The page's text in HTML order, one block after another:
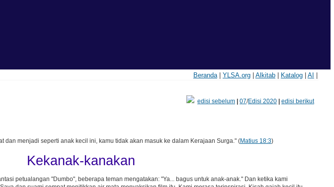
Beranda| YLSA.org| Alkitab| Katalog| AI
edisi sebelum| 07/Edisi 2020| edisi berikut
menjadi seperti anak kecil ini, kamu tidak akan masuk ke dalam Kerajaan Surga." (Matius 18:3)
Kekanak-kanakan
petualangan "Dumbo", beberapa teman mengatakan: "Ya... bagus untuk anak-anak." Dan ketika kami